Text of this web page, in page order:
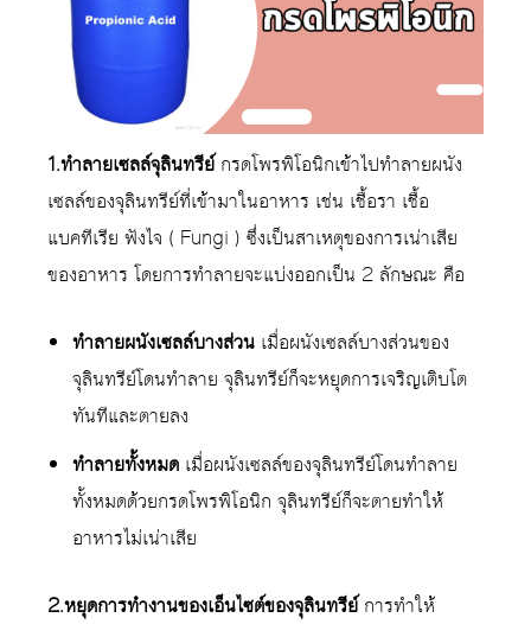
1.ทำลายเซลล์จุลินทรีย์กรดโพรพิโอนิกเข้าไปทำลายผนัง
เซลล์ของจุลินทรีย์ที่เข้ามาในอาหาร เช่น เชื้อรา เชื้อ
แบคทีเรีย ฟังไจ ( Fungi ) ซึ่งเป็นสาเหตุของการเน่าเสีย
ของอาหาร โดยการทำลายจะแบ่งออกเป็น 2 ลักษณะ คือ
ทำลายผนังเซลล์บางส่วน เมื่อผนังเซลล์บางส่วนของ
จุลินทรีย์โดนทำลาย จุลินทรีย์ก็จะหยุดการเจริญเติบโต
ทันทีและตายลง
ทำลายทั้งหมด เมื่อผนังเซลล์ของจุลินทรีย์โดนทำลาย
ทั้งหมดด้วยกรดโพรพิโอนิก จุลินทรีย์ก็จะตายทำให้
อาหารไม่เน่าเสีย
2.หยุดการทำงานของเอ็นไซต์ของจุลินทรีย์การทำให้